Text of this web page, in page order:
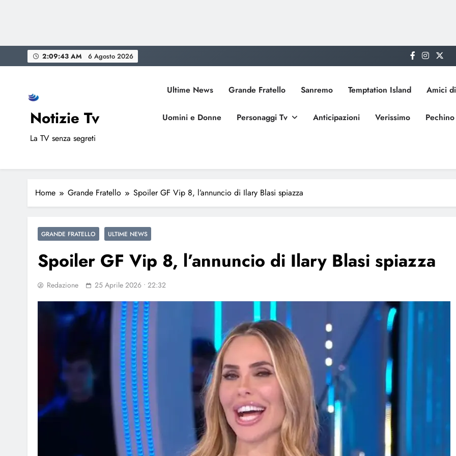
to
2:09:44 AM 6 Agosto 2026
Notizie Tv
La TV senza segreti
Ultime News Grande Fratello Sanremo Temptation Island Amici
Uomini e Donne Personaggi Tv Anticipazioni Verissimo
Home Grande Fratello Spoiler GF Vip 8, l’annuncio di Ilary Blasi spiazza
GRANDE FRATELLO ULTIME NEWS
Spoiler GF Vip 8, l’annuncio di Ilary Blasi spiazza
Redazione 25 Aprile 2026 • 22:32